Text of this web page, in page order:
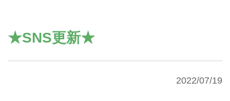
★SNS更新★
2022/07/19